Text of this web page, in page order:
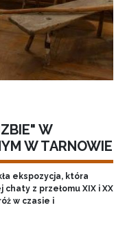
W
W TARNOWIE
ekspozycja, która
z przełomu XIX i XX
w czasie i